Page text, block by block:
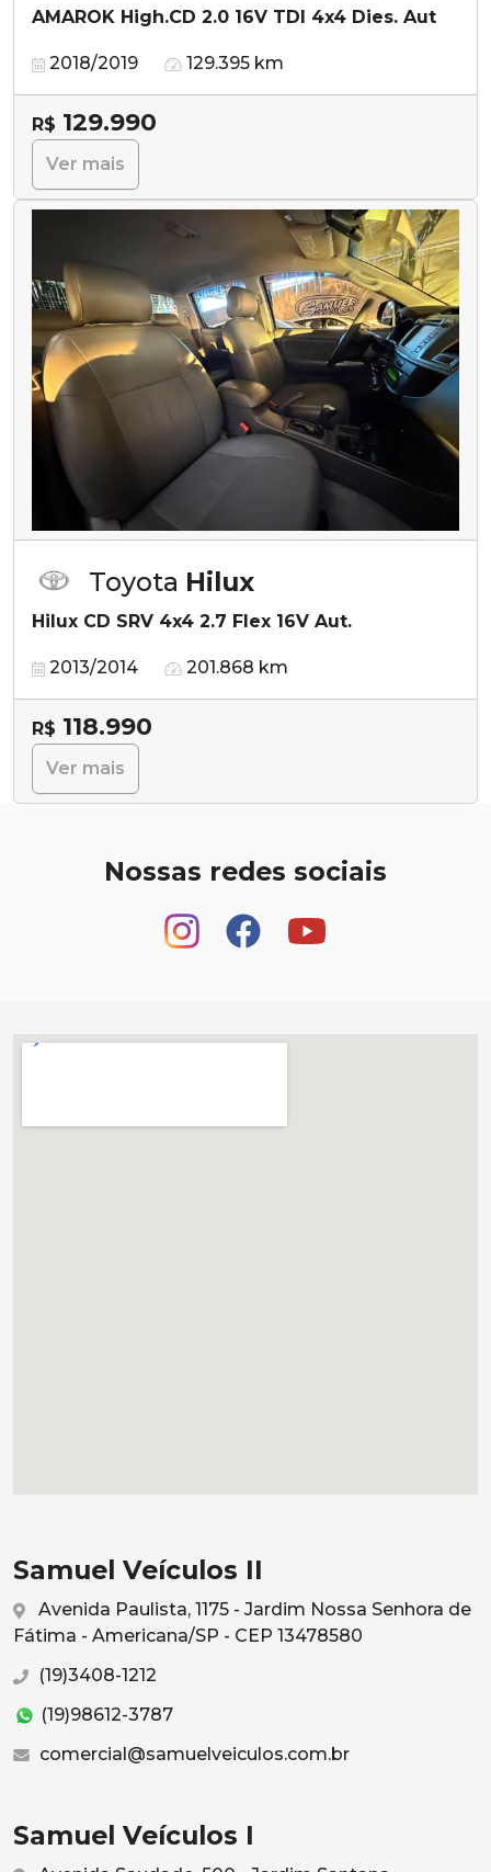
AMAROK High.CD 2.0 16V TDI 4x4 Dies. Aut
2018/2019 129.395 km
R$ 129.990
Ver mais
Toyota Hilux
Hilux CD SRV 4x4 2.7 Flex 16V Aut.
2013/2014 201.868 km
R$ 118.990
Ver mais
Nossas redes sociais
Samuel Veículos II
Avenida Paulista, 1175 - Jardim Nossa Senhora de
Fátima - Americana/SP - CEP 13478580
(19)3408-1212
(19)98612-3787
comercial@samuelveiculos.com.br
Samuel Veículos I